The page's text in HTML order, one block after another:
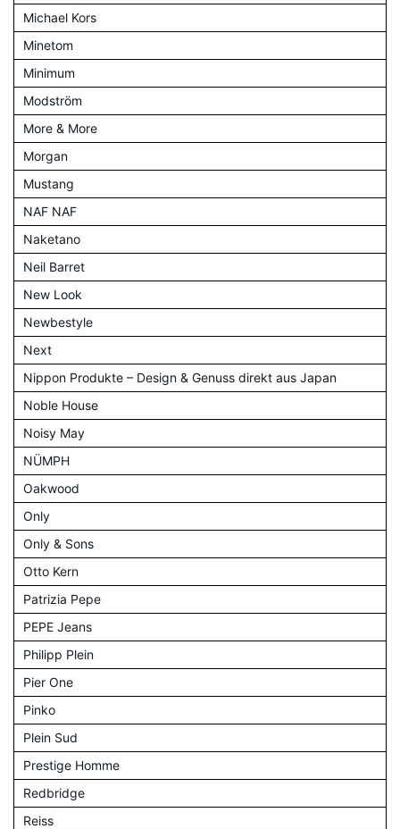
Michael Kors
Minetom
Minimum
Modström
More & More
Morgan
Mustang
NAF NAF
Naketano
Neil Barret
New Look
Newbestyle
Next
Nippon Produkte – Design & Genuss direkt aus Japan
Noble House
Noisy May
NÜMPH
Oakwood
Only
Only & Sons
Otto Kern
Patrizia Pepe
PEPE Jeans
Philipp Plein
Pier One
Pinko
Plein Sud
Prestige Homme
Redbridge
Reiss